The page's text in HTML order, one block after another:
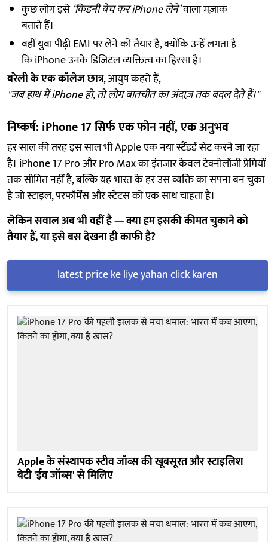
कुछ लोग इसे ‘किडनी बेच कर iPhone लेने’वाला मज़ाक
बताते हैं।
वहीं युवा पीढ़ी EMI पर लेने को तैयार है, क्योंकि उन्हें लगता है
कि iPhone उनके डिजिटल व्यक्तित्व का हिस्सा है।
बरेली के एक कॉलेज छात्र, आयुष कहते हैं,
"जब हाथ में iPhone हो, तो लोग बातचीत का अंदाज़ तक बदल देते हैं।"
निष्कर्ष: iPhone 17 सिर्फ एक फोन नहीं, एक अनुभव
हर साल की तरह इस साल भी Apple एक नया स्टैंडर्ड सेट करने जा रहा
है। iPhone 17 Pro और Pro Max का इंतजार केवल टेक्नोलॉजी प्रेमियों
तक सीमित नहीं है, बल्कि यह भारत के हर उस व्यक्ति का सपना बन चुका
है जो स्टाइल, परफॉर्मेंस और स्टेटस को एक साथ चाहता है।
लेकिन सवाल अब भी वहीं है — क्या हम इसकी कीमत चुकाने को
तैयार हैं, या इसे बस देखना ही काफी है?
latest price ke liye yahan click karen
Apple के संस्थापक स्टीव जॉब्स की खूबसूरत और स्टाइलिश
बेटी 'ईव जॉब्स' से मिलिए